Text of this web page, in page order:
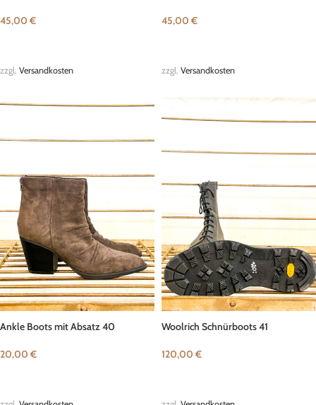
45,00 €
zzgl. Versandkosten
45,00 €
zzgl. Versandkosten
Ankle Boots mit Absatz 40
20,00 €
Woolrich Schnürboots 41
120,00 €